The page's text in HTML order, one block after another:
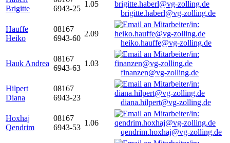
Brigitte
6943-25
1.05
brigitte.haberl@vg-zolling.de
Hauffe
Heiko
08167
6943-60
2.09
heiko.hauffe@vg-zolling.de
Hauk Andrea
08167
6943-63
1.03
finanzen@vg-zolling.de
Hilpert
Diana
08167
6943-23
diana.hilpert@vg-zolling.de
Hoxhaj
Qendrim
08167
6943-53
1.06
qendrim.hoxhaj@vg-zolling.de